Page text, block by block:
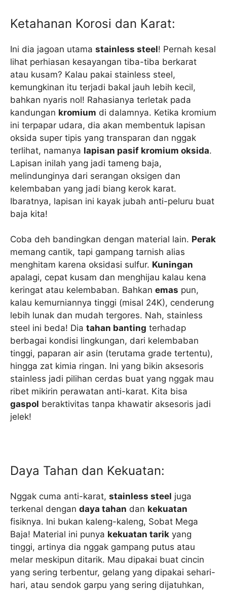
Ketahanan Korosi dan Karat:
Ini dia jagoan utama stainless steel! Pernah kesal
lihat perhiasan kesayangan tiba-tiba berkarat
atau kusam? Kalau pakai stainless steel,
kemungkinan itu terjadi bakal jauh lebih kecil,
bahkan nyaris nol! Rahasianya terletak pada
kandungan kromium di dalamnya. Ketika kromium
ini terpapar udara, dia akan membentuk lapisan
oksida super tipis yang transparan dan nggak
terlihat, namanya lapisan pasif kromium oksida.
Lapisan inilah yang jadi tameng baja,
melindunginya dari serangan oksigen dan
kelembaban yang jadi biang kerok karat.
Ibaratnya, lapisan ini kayak jubah anti-peluru buat
baja kita!
Coba deh bandingkan dengan material lain. Perak
memang cantik, tapi gampang tarnish alias
menghitam karena oksidasi sulfur. Kuningan
apalagi, cepat kusam dan menghijau kalau kena
keringat atau kelembaban. Bahkan emas pun,
kalau kemurniannya tinggi (misal 24K), cenderung
lebih lunak dan mudah tergores. Nah, stainless
steel ini beda! Dia tahan banting terhadap
berbagai kondisi lingkungan, dari kelembaban
tinggi, paparan air asin (terutama grade tertentu),
hingga zat kimia ringan. Ini yang bikin aksesoris
stainless jadi pilihan cerdas buat yang nggak mau
ribet mikirin perawatan anti-karat. Kita bisa
gaspol beraktivitas tanpa khawatir aksesoris jadi
jelek!
Daya Tahan dan Kekuatan:
Nggak cuma anti-karat, stainless steel juga
terkenal dengan daya tahan dan kekuatan
fisiknya. Ini bukan kaleng-kaleng, Sobat Mega
Baja! Material ini punya kekuatan tarik yang
tinggi, artinya dia nggak gampang putus atau
melar meskipun ditarik. Mau dipakai buat cincin
yang sering terbentur, gelang yang dipakai sehari-
hari, atau sendok garpu yang sering dijatuhkan,